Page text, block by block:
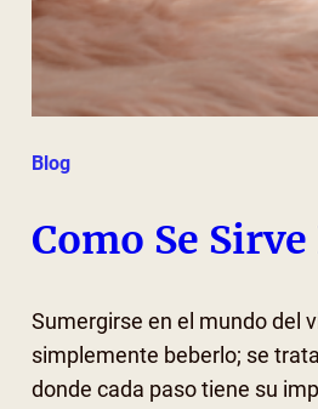
Blog
Como Se
Sumergirse en el mundo del
simplemente beberlo; se
donde cada paso tiene su